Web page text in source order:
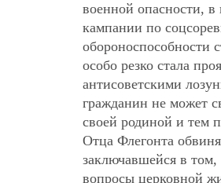
военной опасности, в
кампании по
обороноспособности
особо резко стала
антисоветскими
гражданин не может
своей родиной и тем
Отца Флегонта
заключавшейся в
вопросы церковной